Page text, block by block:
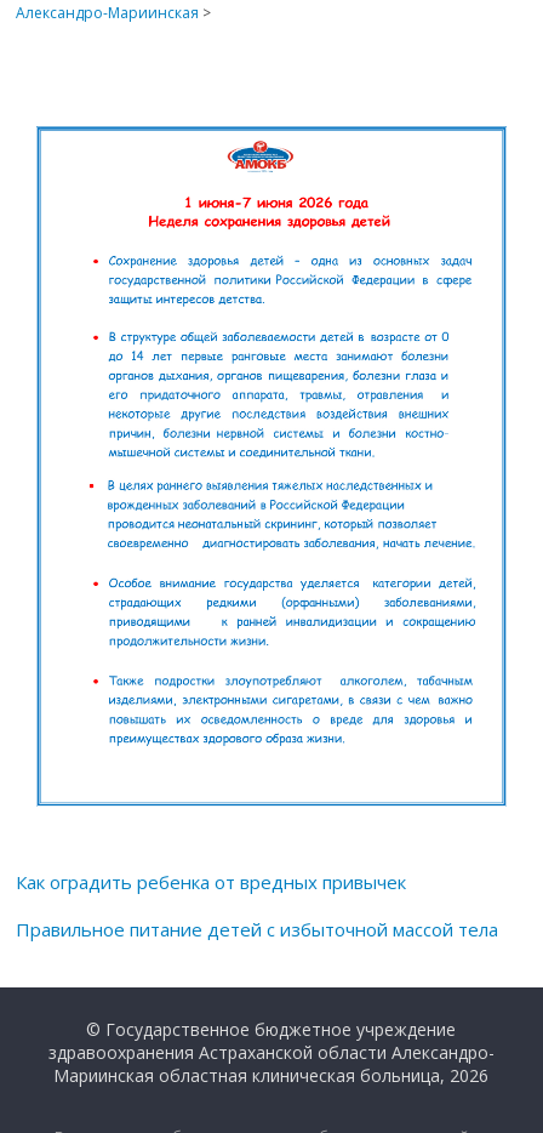
Александро-Мариинская >
Как оградить ребенка от вредных привычек
Правильное питание детей с избыточной массой тела
© Государственное бюджетное учреждение
здравоохранения Астраханской области Александро-
Мариинская областная клиническая больница, 2026